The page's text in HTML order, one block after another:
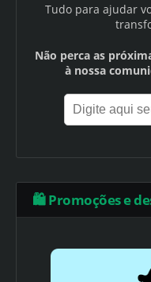
Tudo para ajudar
Não perca as
à nossa
🛍️ Promoções e